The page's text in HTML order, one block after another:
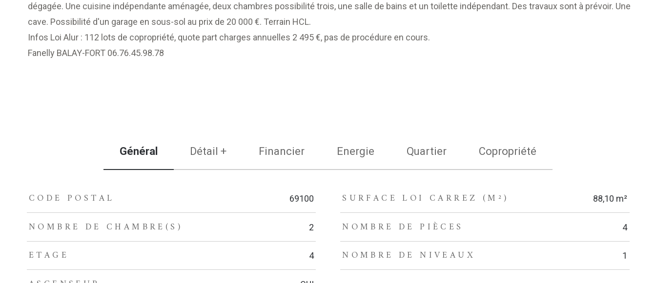
dégagée. Une cuisine indépendante aménagée, deux chambres possibilité trois, une salle de bains et un toilette indépendant. Des travaux sont à prévoir. Une
cave. Possibilité d'un garage en sous-sol au prix de 20 000 €. Terrain HCL.
Infos Loi Alur : 112 lots de copropriété, quote part charges annuelles 2 495 €, pas de procédure en cours.
Fanelly BALAY-FORT 06.76.45.98.78
Général Détail + Financier Energie Quartier Copropriété
TRAD_ZEPHYR_Caracteristique
CODE POSTAL 69100 SURFACE LOI CARREZ (M²) 88,10 m²
NOMBRE DE CHAMBRE(S) 2 NOMBRE DE PIÈCES 4
ETAGE 4 NOMBRE DE NIVEAUX 1